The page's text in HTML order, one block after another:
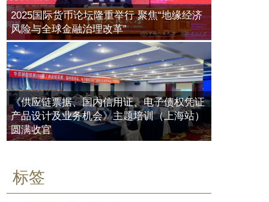
私募十年：有的繁花着锦，有的关灯
吃面，凭什么！
2017年07月20日
资管产品增值税探讨 | 资管产品当事
人及各自涉税问题
2017年07月20日
人民银行：资产管理业务发展中需要
券商资管首例夫妻档“老鼠仓”现形 业
QDII基金十年蝶变 公募基金海外投资
站上新起点
2017年10月23日
资管产品穿透核查问题详解
2017年10月16日
第二届（2017）中国交易银行年会即
将在即召开，欢迎报名
2017年10月27日
如何玩转20万亿产业下的供应链金
融？
2017年07月18日
2025国际货币论坛隆重举行 聚焦“地缘经济
风险与全球金融治理改革”
《供应链票据、国内信用证、电子债权凭证
产品设计及业务机会》主题培训（上海站）
圆满收官
标签